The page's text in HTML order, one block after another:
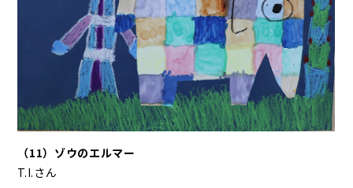
（11）ゾウのエルマー
T.I.さん